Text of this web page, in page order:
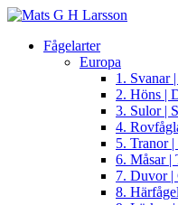
Fågelarter
Europa
1. Svanar
2. Höns |
3. Sulor |
4.
5. Tranor
6. Måsar |
7. Duvor |
8.